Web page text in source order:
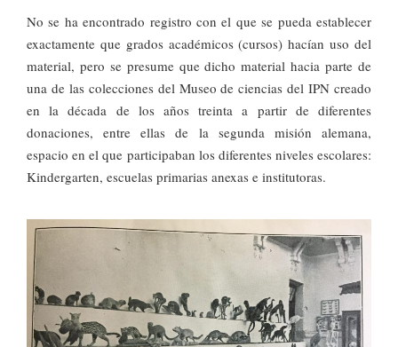
No se ha encontrado registro con el que se pueda establecer
exactamente que grados académicos (cursos) hacían uso del
material, pero se presume que dicho material hacia parte de
una de las colecciones del Museo de ciencias del IPN creado
en la década de los años treinta a partir de diferentes
donaciones, entre ellas de la segunda misión alemana,
espacio en el que participaban los diferentes niveles escolares:
Kindergarten, escuelas primarias anexas e institutoras.